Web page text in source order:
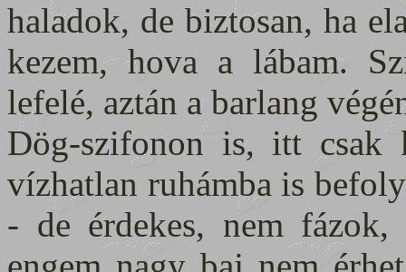
haladok, de biztosan, ha
kezem, hova a lábam.
lefelé, aztán a barlang
Dög-szifonon is, itt csak
vízhatlan ruhámba is
- de érdekes, nem fázok,